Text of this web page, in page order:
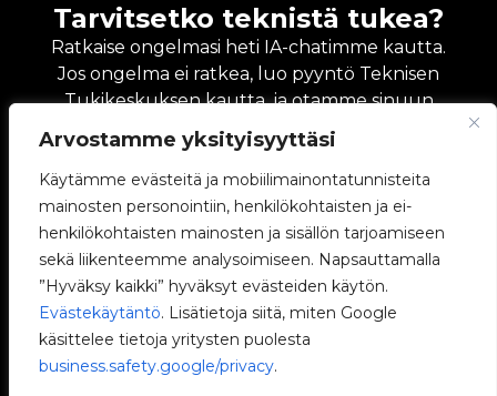
Arvostamme yksityisyyttäsi
Käytämme evästeitä ja mobiilimainontatunnisteita
mainosten personointiin, henkilökohtaisten ja ei-
henkilökohtaisten mainosten ja sisällön tarjoamiseen
sekä liikenteemme analysoimiseen. Napsauttamalla
”Hyväksy kaikki” hyväksyt evästeiden käytön.
Evästekäytäntö. Lisätietoja siitä, miten Google
käsittelee tietoja yritysten puolesta
business.safety.google/privacy.
Tarvitsetko teknistä tukea?
Ratkaise ongelmasi heti IA-chatimme kautta.
Jos ongelma ei ratkea, luo pyyntö Teknisen
Tukikeskuksen kautta, ja otamme sinuun
yhteyttä mahdollisimman pian tarjotaksemme
parhaan ratkaisun.
Kysy AI-chatiltamme
Ota yhteyttä tekniseen tukeen